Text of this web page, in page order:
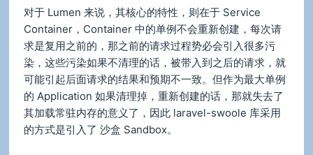
对于 Lumen 来说，其核心的特性，则在于 Service
Container，Container 中的单例不会重新创建，每次请
求是复用之前的，那之前的请求过程势必会引入很多污
染，这些污染如果不清理的话，被带入到之后的请求，就
可能引起后面请求的结果和预期不一致。但作为最大单例
的 Application 如果清理掉，重新创建的话，那就失去了
其加载常驻内存的意义了，因此 laravel-swoole 库采用
的方式是引入了 沙盒 Sandbox。